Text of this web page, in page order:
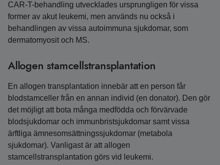
CAR-T-behandling utvecklades ursprungligen för vissa
former av akut leukemi, men används nu också i
behandlingen av vissa autoimmuna sjukdomar, som
dermatomyosit och MS.
Allogen stamcellstransplantation
En allogen transplantation innebär att en person får
blodstamceller från en annan individ (en donator). Den gör
det möjligt att bota många medfödda och förvärvade
blodsjukdomar och immunbristsjukdomar samt vissa
ärftliga ämnesomsättningssjukdomar (metabola
sjukdomar). Vanligast är att allogen
stamcellstransplantation görs vid leukemi.